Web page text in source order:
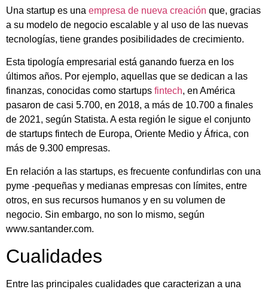
Una startup es una empresa de nueva creación que, gracias
a su modelo de negocio escalable y al uso de las nuevas
tecnologías, tiene grandes posibilidades de crecimiento.
Esta tipología empresarial está ganando fuerza en los
últimos años. Por ejemplo, aquellas que se dedican a las
finanzas, conocidas como startups fintech, en América
pasaron de casi 5.700, en 2018, a más de 10.700 a finales
de 2021, según Statista. A esta región le sigue el conjunto
de startups fintech de Europa, Oriente Medio y África, con
más de 9.300 empresas.
En relación a las startups, es frecuente confundirlas con una
pyme -pequeñas y medianas empresas con límites, entre
otros, en sus recursos humanos y en su volumen de
negocio. Sin embargo, no son lo mismo, según
www.santander.com.
Cualidades
Entre las principales cualidades que caracterizan a una